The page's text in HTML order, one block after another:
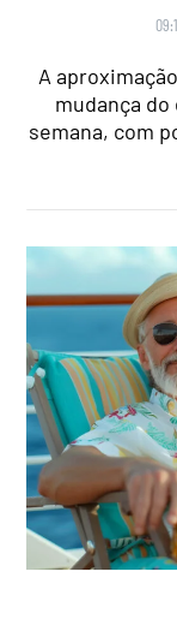
A
mudança
semana, com